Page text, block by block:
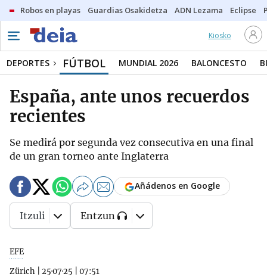
Robos en playas Guardias Osakidetza ADN Lezama Eclipse
Kiosko
DEPORTES FÚTBOL MUNDIAL 2026 BALONCESTO
España, ante unos recuerdos
recientes
Se medirá por segunda vez consecutiva en una final
de un gran torneo ante Inglaterra
EFE
Zürich
25·07·25 07:51
Añádenos en Google
Itzuli Entzun